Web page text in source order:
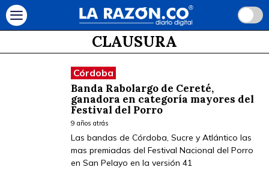
CLAUSURA
Córdoba
Banda Rabolargo de Cereté,
ganadora en categoría mayores del
Festival del Porro
9 años atrás
Las bandas de Córdoba, Sucre y Atlántico las
mas premiadas del Festival Nacional del Porro
en San Pelayo en la versión 41